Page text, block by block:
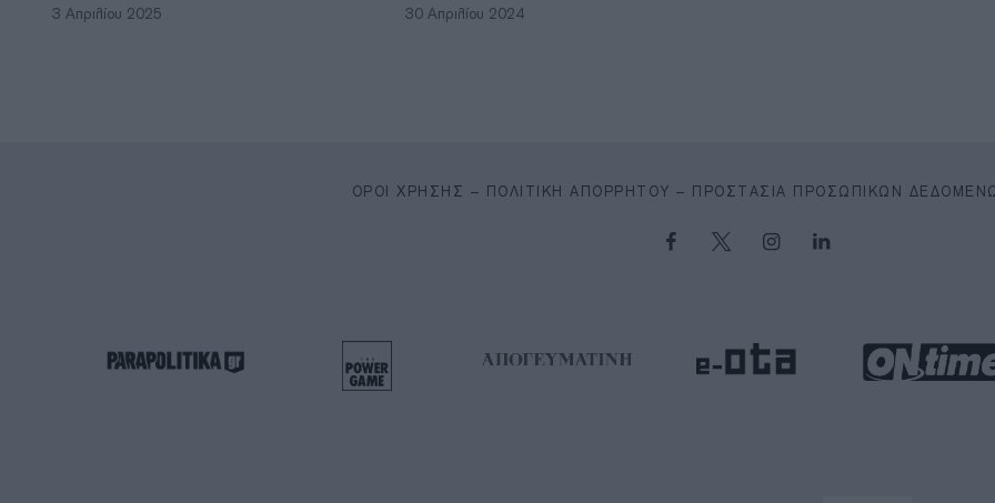
3 Απριλίου 2025 30 Απριλίου 2024
ΌΡΟΙ ΧΡΉΣΗΣ – ΠΟΛΙΤΙΚΉ ΑΠΟΡΡΉΤΟΥ – ΠΡΟΣΤΑΣΊΑ ΠΡΟΣΩΠΙΚΏΝ